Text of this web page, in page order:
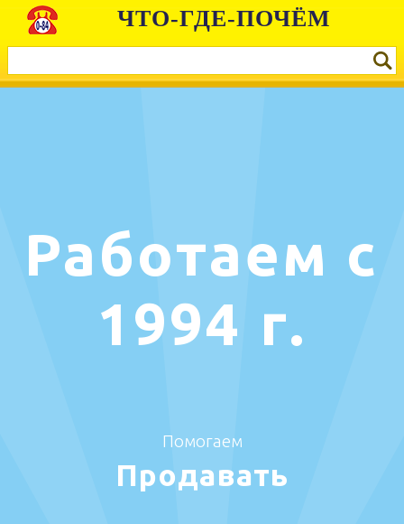
ЧТО-ГДЕ-ПОЧЁМ
Работаем с
1994 г.
Помогаем
Продавать